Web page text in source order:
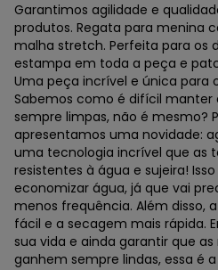
Garantimos agilidade e
produtos. Regata para menina
malha stretch. Perfeita para os
estampa em toda a peça e
Uma peça incrível e única para
Sabemos como é difícil manter
sempre limpas, não é mesmo?
apresentamos uma novidade:
uma tecnologia incrível que as
resistentes à água e sujeira!
economizar água, já que vai
menos frequência. Além disso,
fácil e a secagem mais rápida.
sua vida e ainda garantir que
ganhem sempre lindas, essa é